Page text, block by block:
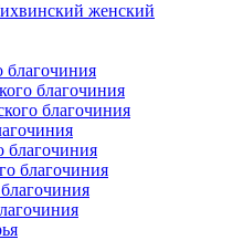
женский
благочиния
благочиния
благочиния
благочиния
благочиния